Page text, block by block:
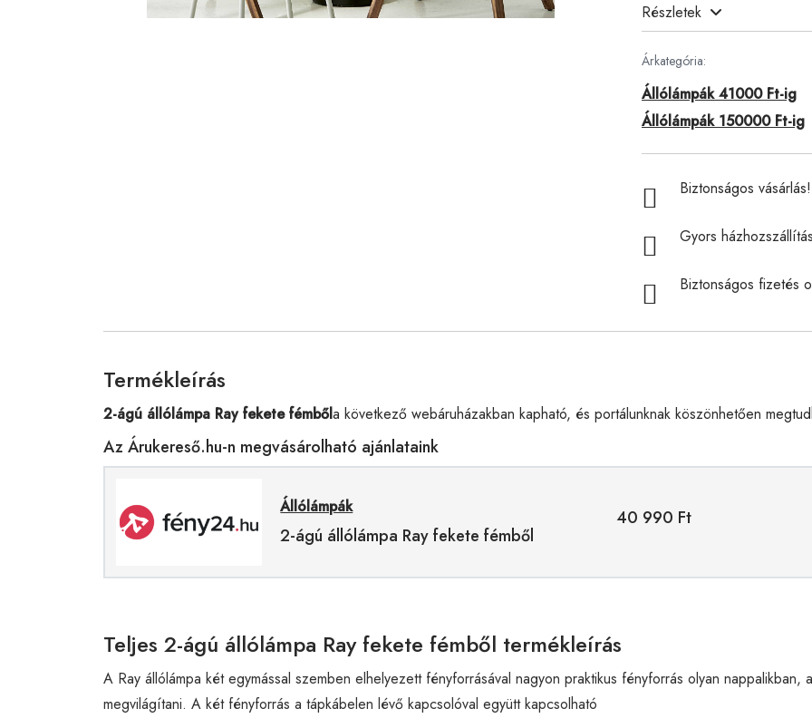
Részletek
Árkategória:
Állólámpák 41000 Ft-ig
Állólámpák 150000 Ft-ig
Biztonságos
Gyors
Biztonságos fizetés
Termékleírás
2-ágú állólámpa Ray fekete fémbőla következő webáruházakban kapható, és portálunknak köszönhetően
Az Árukereső.hu-n megvásárolható ajánlataink
Állólámpák
2-ágú állólámpa Ray fekete fémből
40 990 Ft
Teljes 2-ágú állólámpa Ray fekete fémből termékleírás
A Ray állólámpa két egymással szemben elhelyezett fényforrásával nagyon praktikus fényforrás olyan
megvilágítani. A két fényforrás a tápkábelen lévő kapcsolóval együtt kapcsolható